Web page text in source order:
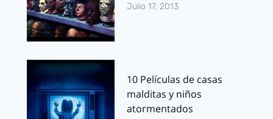
Julio 17, 2013
10 Películas de casas
malditas y niños
atormentados